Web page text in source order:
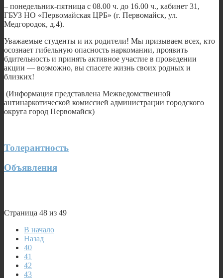
– понедельник-пятница с 08.00 ч. до 16.00 ч., кабинет 31,
ГБУЗ НО «Первомайская ЦРБ» (г. Первомайск, ул.
Медгородок, д.4).
Уважаемые студенты и их родители! Мы призываем всех, кто
осознает гибельную опасность наркомании, проявить
бдительность и принять активное участие в проведении
акции — возможно, вы спасете жизнь своих родных и
близких!
(Информация представлена Межведомственной
антинаркотической комиссией администрации городского
округа город Первомайск)
Толерантность
Объявления
Страница 48 из 49
В начало
Назад
40
41
42
43